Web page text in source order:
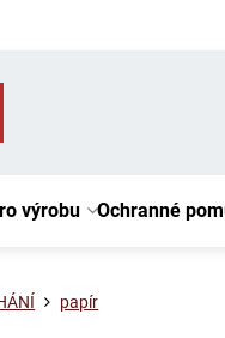
výrobu Ochranné
papír